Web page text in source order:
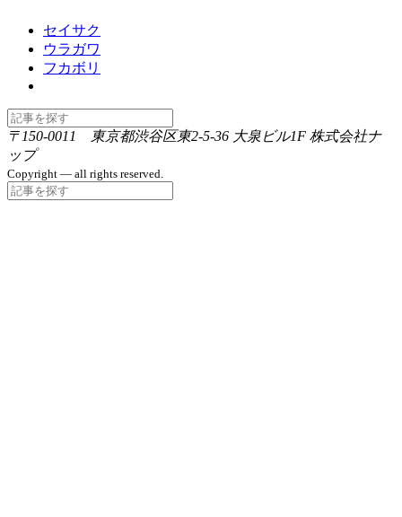
セイサク
ウラガワ
フカボリ
〒150-0011 東京都渋谷区東2-5-36 大泉ビル1F 株式会社ナ
ップ
Copyright — all rights reserved.